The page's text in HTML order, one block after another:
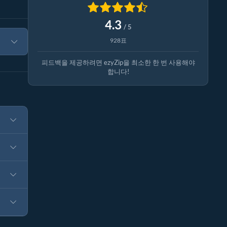
4.3 / 5
928표
피드백을 제공하려면 ezyZip을 최소한 한 번 사용해야
합니다!